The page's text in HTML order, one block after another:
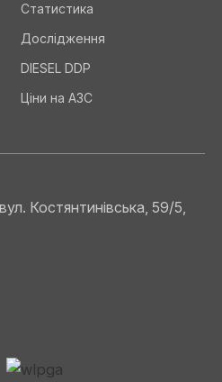
Статистика
Дослідження
DIESEL DDP
Ціни на АЗС
Костянтинівська, 59/5,